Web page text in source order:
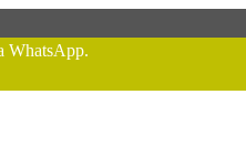
WhatsApp.